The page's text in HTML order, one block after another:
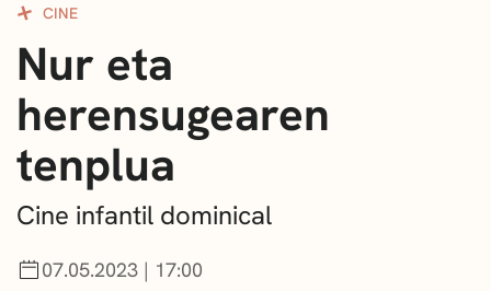
NOTICIAS
GETXO KULTURA
ASOCIACIONES CULTURALES
CINE
Nur eta
herensugearen
tenplua
Cine infantil dominical
07.05.2023 | 17:00